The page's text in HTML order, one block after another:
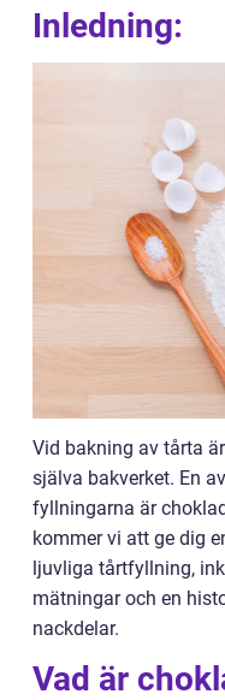
Inledning:
Vid bakning av tårta
själva bakverket. En
fyllningarna är
kommer vi att ge dig
ljuvliga tårtfyllning,
mätningar och en
nackdelar.
Vad är